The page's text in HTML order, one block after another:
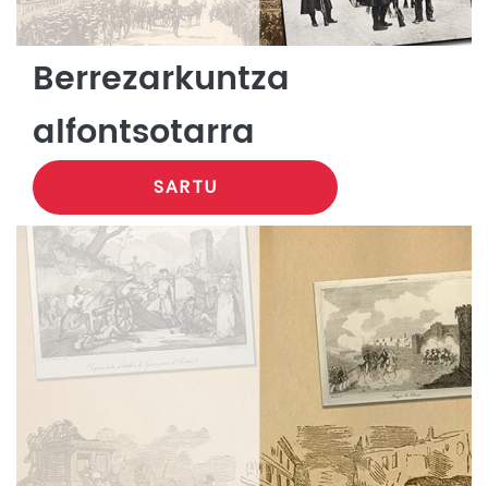
Berrezarkuntza
alfontsotarra
SARTU